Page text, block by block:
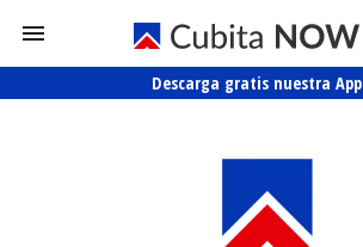
Descarga gratis nuestra App